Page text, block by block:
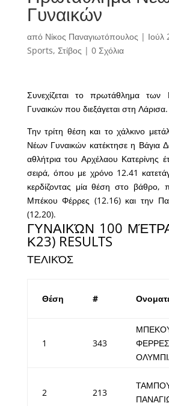
Γυναικών
από Νίκος Παναγιωτόπουλος |
Sports, Στίβος | 0 Σχόλια
Συνεχίζεται το πρωτάθλημα
Γυναικών που διεξάγεται στη Λάρισα.
Την τρίτη θέση και το χάλκινο
Νέων Γυναικών κατέκτησε η Βάγια
αθλήτρια του Αρχέλαου Κατερίνης
σειρά, όπου με χρόνο 12.41
κερδίζοντας μία θέση στο
Μπέκου Φέρρες (12.16) και την
(12,20).
ΓΥΝΑΙΚΏΝ 100
Κ23)RESULTS
ΤΕΛΙΚΌΣ
Θέση #
1 343
2 213